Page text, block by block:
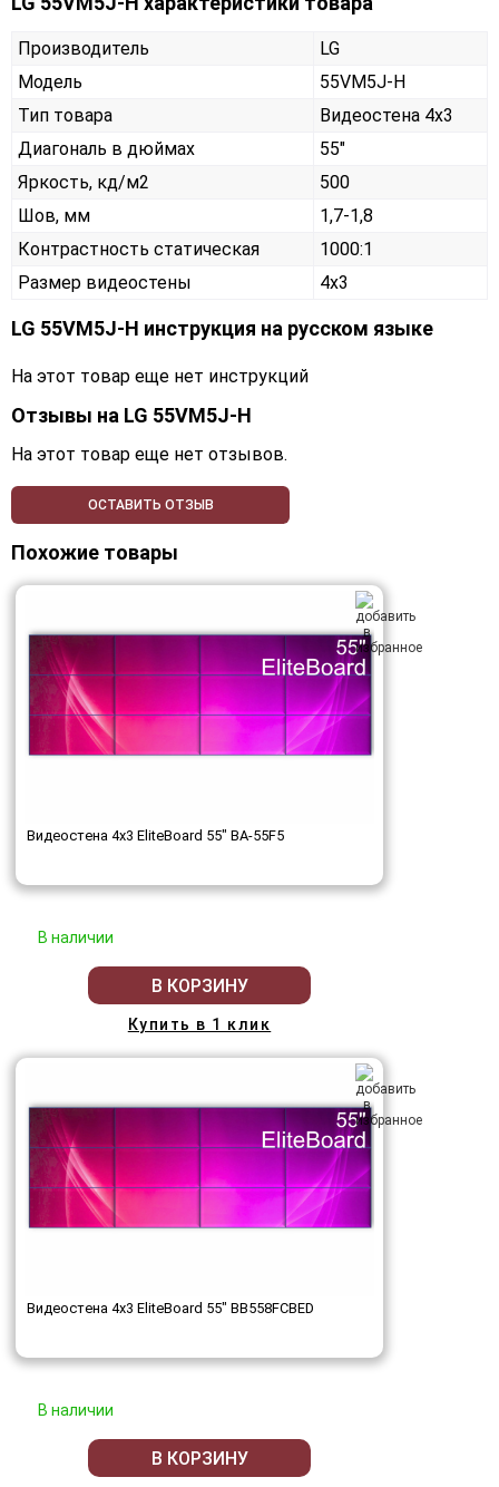
Производитель
LG
Модель
55VM5J-H
Тип товара
Видеостена 4х3
Диагональ в дюймах
55"
Яркость, кд/м2
500
Шов, мм
1,7-1,8
Контрастность статическая
1000:1
Размер видеостены
4x3
LG 55VM5J-H инструкция на русском языке
На этот товар еще нет инструкций
Отзывы на LG 55VM5J-H
На этот товар еще нет отзывов.
ОСТАВИТЬ ОТЗЫВ
Похожие товары
Видеостена 4x3 EliteBoard 55" BA-55F5
В наличии
В КОРЗИНУ
Купить в 1 клик
Видеостена 4x3 EliteBoard 55" BB558FCBED
В наличии
В КОРЗИНУ